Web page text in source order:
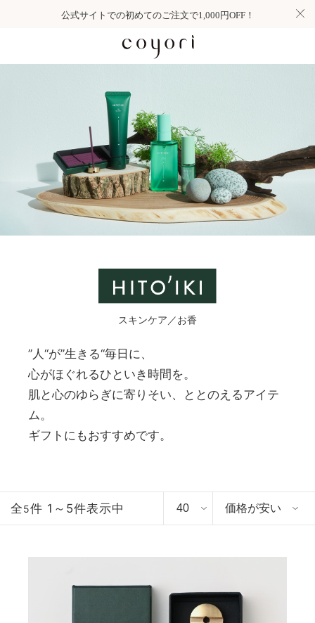
公式サイトでの初めてのご注文で1,000円OFF！
スキンケア／お香
”人“が”生きる“毎日に、
心がほぐれるひといき時間を。
肌と心のゆらぎに寄りそい、ととのえるアイテ
ム。
ギフトにもおすすめです。
全5件 1～5件表示中